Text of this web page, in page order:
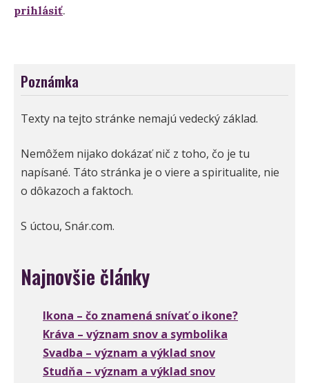
prihlásiť.
Poznámka
Texty na tejto stránke nemajú vedecký základ.
Nemôžem nijako dokázať nič z toho, čo je tu
napísané. Táto stránka je o viere a spiritualite, nie
o dôkazoch a faktoch.
S úctou, Snár.com.
Najnovšie články
Ikona – čo znamená snívať o ikone?
Kráva – význam snov a symbolika
Svadba – význam a výklad snov
Studňa – význam a výklad snov